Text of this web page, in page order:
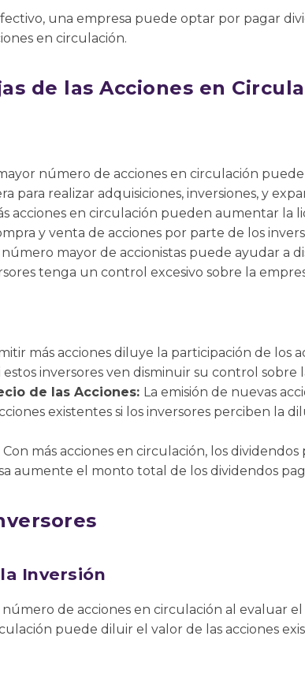
una empresa puede optar por pagar
en circulación.
de las Acciones en
número de acciones en circulación
para realizar adquisiciones, inversiones, y
acciones en circulación pueden aumentar la
y venta de acciones por parte de los
mayor de accionistas puede ayudar a
tenga un control excesivo sobre la
más acciones diluye la participación de los
inversores ven disminuir su control sobre
de las Acciones: La emisión de nuevas
existentes si los inversores perciben la
Con más acciones en circulación, los
aumente el monto total de los dividendos
Inversión
de acciones en circulación al evaluar
puede diluir el valor de las acciones